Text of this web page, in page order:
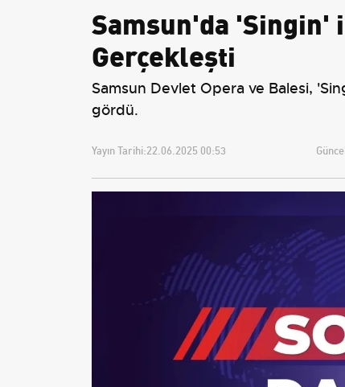
Samsun'da
Gerçekleşti
Samsun Devlet Opera ve Balesi,
gördü.
Yayın Tarihi:22.06.2025 00:53